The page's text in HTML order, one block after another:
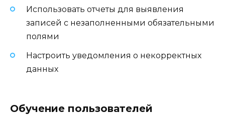
Использовать отчеты для выявления
записей с незаполненными обязательными
полями
Настроить уведомления о некорректных
данных
Обучение пользователей